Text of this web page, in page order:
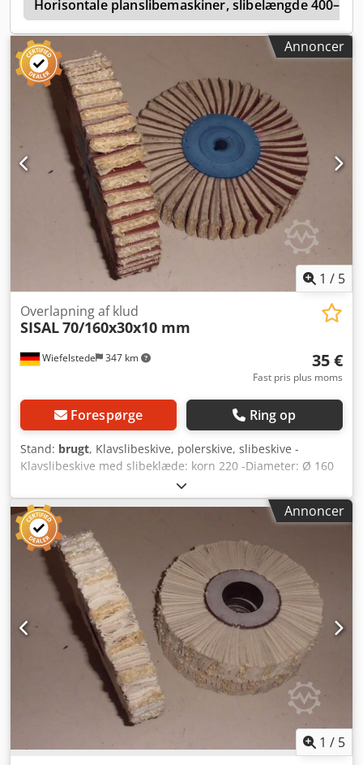
Horisontale planslibemaskiner, slibelængde
Annoncer
1 / 5
Wiefelstede 347 km
Overlapning af klud
SISAL70/160x30x10 mm
35 €
Fast pris plus moms
Forespørge Ring op
Stand: brugt, Klavslibeskive, polerskive, slibeskive -
Klavslibeskive med slibeklæde: korn 220 -Diameter: Ø 160
mm -Bredde: 30 mm -Borehul: Ø 10 mm -Antal: 8 børster
tilgængelige -Pris: pr. stk. -Vægt: 0,4 kg/stk. Dcsdsb A S N
Ejpfx Algjk
Annoncer
1 / 5